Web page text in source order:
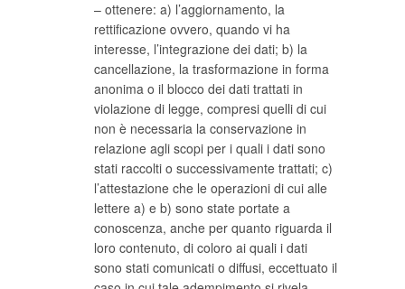
– ottenere: a) l’aggiornamento, la
rettificazione ovvero, quando vi ha
interesse, l’integrazione dei dati; b) la
cancellazione, la trasformazione in forma
anonima o il blocco dei dati trattati in
violazione di legge, compresi quelli di cui
non è necessaria la conservazione in
relazione agli scopi per i quali i dati sono
stati raccolti o successivamente trattati; c)
l’attestazione che le operazioni di cui alle
lettere a) e b) sono state portate a
conoscenza, anche per quanto riguarda il
loro contenuto, di coloro ai quali i dati
sono stati comunicati o diffusi, eccettuato il